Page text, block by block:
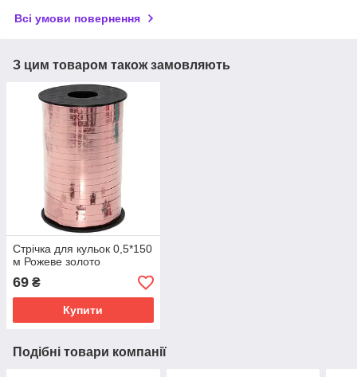
Всі умови повернення
З цим товаром також замовляють
Стрічка для кульок 0,5*150
м Рожеве золото
69 ₴
Купити
Подібні товари компанії